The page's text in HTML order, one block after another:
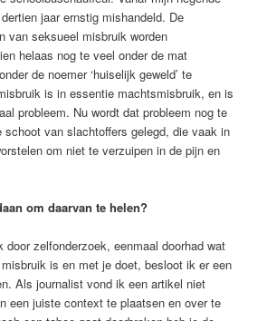
jaar ernstig mishandeld. De
van seksueel misbruik worden
helaas nog te veel onder de mat
de noemer ‘huiselijk geweld’ te
is in essentie machtsmisbruik, en is
probleem. Nu wordt dat probleem nog te
schoot van slachtoffers gelegd, die vaak in
om niet te verzuipen in de pijn en
om daarvan te helen?
door zelfonderzoek, eenmaal doorhad wat
is en met je doet, besloot ik er een
Als journalist vond ik een artikel niet
een juiste context te plaatsen en over te